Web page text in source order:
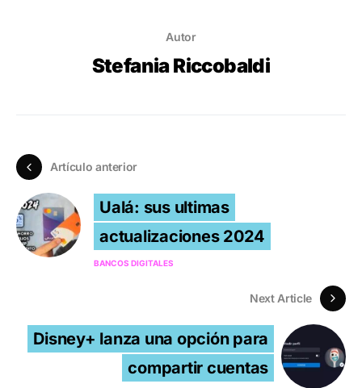
Autor
Stefania Riccobaldi
Artículo anterior
Ualá: sus ultimas
actualizaciones 2024
BANCOS DIGITALES
Next Article
Disney+ lanza una opción para
compartir cuentas